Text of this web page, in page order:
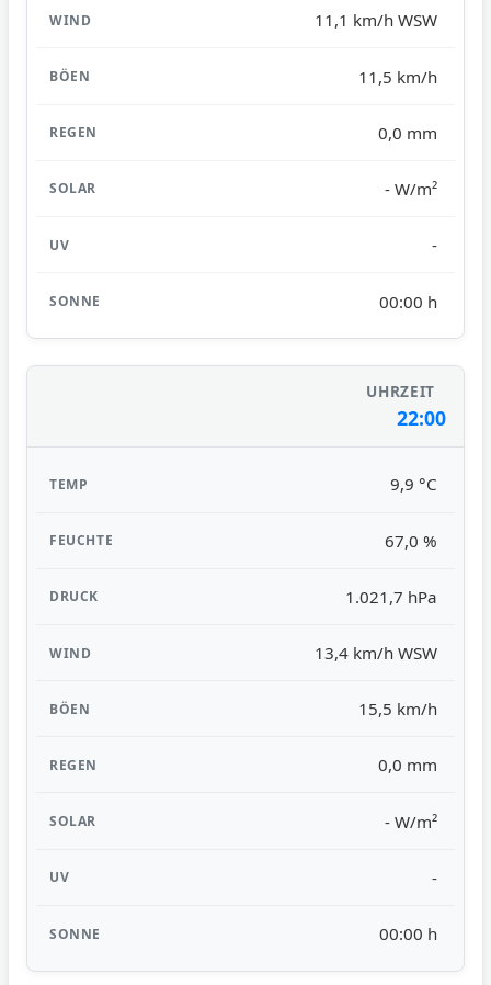
11,1 km/h WSW
11,5 km/h
0,0 mm
- W/m²
-
00:00 h
22:00
9,9 °C
67,0 %
1.021,7 hPa
13,4 km/h WSW
15,5 km/h
0,0 mm
- W/m²
-
00:00 h